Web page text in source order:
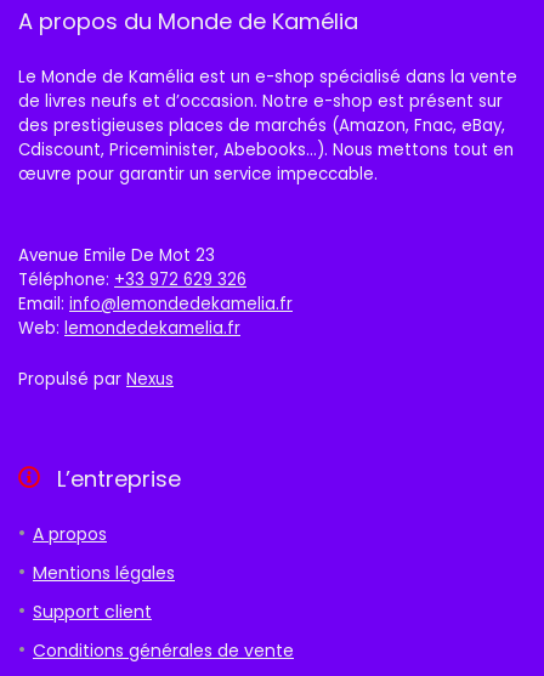
A propos du Monde de Kamélia
Le Monde de Kamélia est un e-shop spécialisé dans la vente
de livres neufs et d’occasion. Notre e-shop est présent sur
des prestigieuses places de marchés (Amazon, Fnac, eBay,
Cdiscount, Priceminister, Abebooks…). Nous mettons tout en
œuvre pour garantir un service impeccable.
Avenue Emile De Mot 23
Téléphone: +33 972 629 326
Email: info@lemondedekamelia.fr
Web: lemondedekamelia.fr
Propulsé par Nexus
L’entreprise
A propos
Mentions légales
Support client
Conditions générales de vente